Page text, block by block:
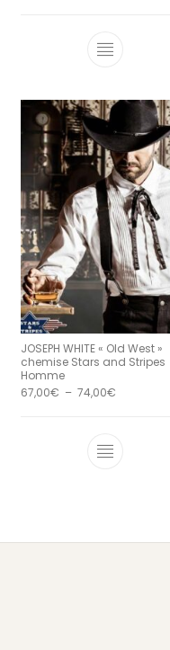
Ce
JOSEPH WHITE « Old West »
chemise Stars and Stripes
Homme
67,00€ – 74,00€Plage de
Ce